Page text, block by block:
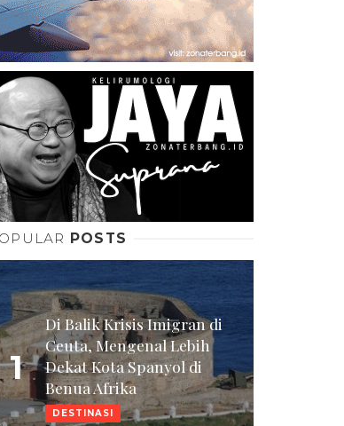
POSTS
1
Di Balik Krisis Imigran di
Ceuta, Mengenal Lebih
Dekat Kota Spanyol di
Benua Afrika
DESTINASI